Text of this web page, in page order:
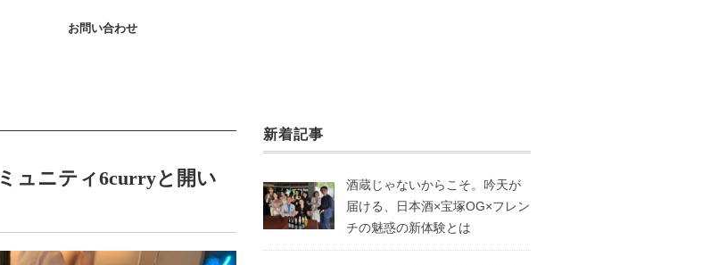
お問い合わせ
ュニティ6curryと開い
新着記事
酒蔵じゃないからこそ。吟天が
届ける、日本酒×宝塚OG×フレン
チの魅惑の新体験とは